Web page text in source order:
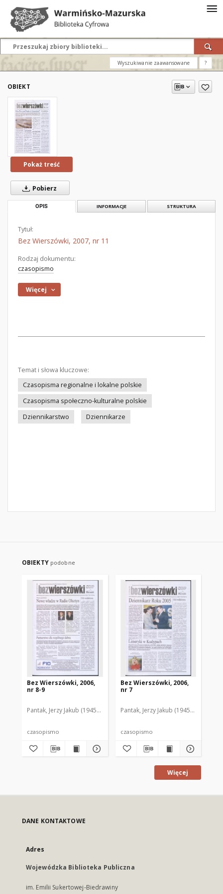
Wyszukiwanie zaawansowane ?
OBIEKT
Pokaż treść
Pobierz
OPIS INFORMACJE STRUKTURA
Tytuł:
Bez Wierszówki, 2007, nr 11
Rodzaj dokumentu:
czasopismo
Więcej
Temat i słowa kluczowe:
Czasopisma regionalne i lokalne polskie
Czasopisma społeczno-kulturalne polskie
Dziennikarstwo
Dziennikarze
OBIEKTY podobne
Bez Wierszówki, 2006,
nr 8-9
Pantak, Jerzy Jakub (1945- ). Red.
czasopismo
Bez Wierszówki, 2006,
nr 7
Pantak, Jerzy Jakub (1945- ). Red.
czasopismo
Więcej
DANE KONTAKTOWE
Adres
Wojewódzka Biblioteka Publiczna
im. Emilii Sukertowej-Biedrawiny